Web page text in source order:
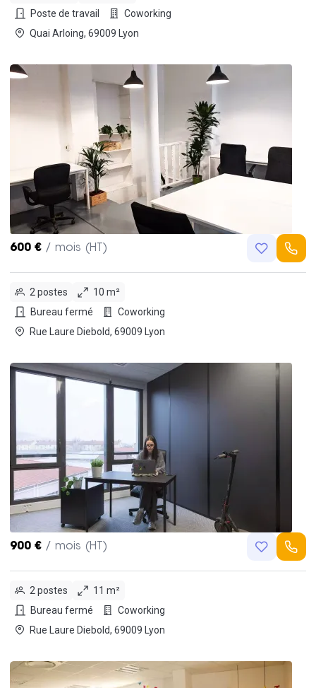
Poste de travail
Coworking
Quai Arloing, 69009 Lyon
600 € / mois (HT)
2 postes
10 m²
Bureau fermé
Coworking
Rue Laure Diebold, 69009 Lyon
900 € / mois (HT)
2 postes
11 m²
Bureau fermé
Coworking
Rue Laure Diebold, 69009 Lyon